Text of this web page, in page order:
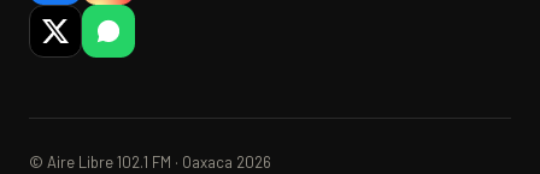
© Aire Libre 102.1 FM · Oaxaca 2026